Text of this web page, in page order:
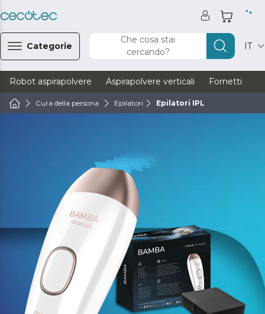
Categorie
Che cosa stai
cercando?
IT
Robot aspirapolvere Aspirapolvere verticali Fornetti
Cura della persona Epilatori Epilatori IPL